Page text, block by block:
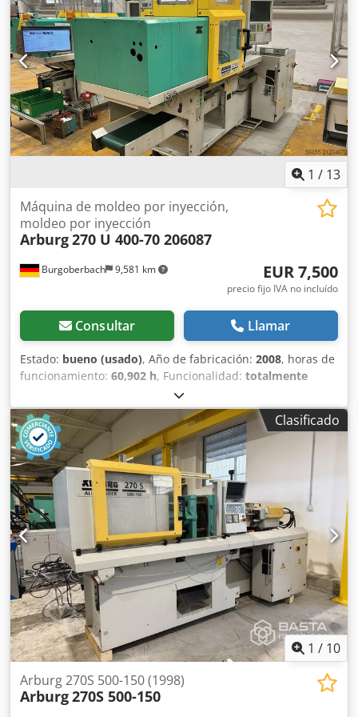
Volumen de inyección: 39 ccm Dcedoxgiaqopfx Agfsk Peso
de inyección: 36 g para PS Equipamiento: cinta
transportadora, picker de colada, extracción de núcleo,
Euromap ¡Tras inspección completa! ¡REDUCCIÓN DE
PRECIO DE 6.500 A 5.500 EUR!
1 / 13
Burgoberbach 9,581 km
Máquina de moldeo por inyección,
moldeo por inyección
Arburg270 U 400-70 206087
EUR 7,500
precio fijo IVA no incluído
Consultar Llamar
Estado: bueno (usado), Año de fabricación: 2008, horas de
funcionamiento: 60,902 h, Funcionalidad: totalmente
, número de máquina/vehículo:
de sujeción:400 kN, diámetro del tornillo:22 mm,
volumen de desplazamiento:34 cm³, A la venta se ofrece
una máquina de moldeo por inyección de la marca Arburg,
modelo 270 U 400-70. La máquina está plenamente
funcional y lista para su uso inmediato. Datos técnicos:
Año de fabricación: 08 / 2007 Horas de funcionamiento
automáticas: 60.902 h Número de serie: 206087 Tensión de
servicio: 400 V Tensión de control: 230 V (~ 50 Hz) / 24 V
Corriente nominal: 82 A / 39 A Fuerza de cierre: 400 kN
Distancia entre columnas: 270 mm x 270 mm Unidad de
inyección: tamaño 70 Diámetro de husillo: 22 mm Control:
Selogica Dedpfx Ageyk Tlajfsck Accesorios incluidos:
Extracción de núcleo, cierre de aguja neumático, Canal de
selección
Clasificado
1 / 10
Arburg 270S 500-150 (1998)
Arburg270S 500-150